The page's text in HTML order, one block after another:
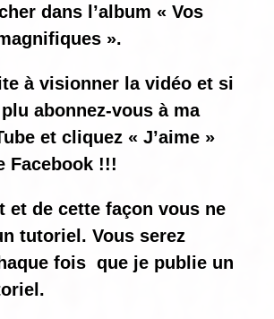
dans l’album « Vos
».
à visionner la vidéo et si
abonnez-vous à ma
et cliquez « J’aime »
Facebook !!!
et de cette façon vous ne
tutoriel. Vous serez
fois que je publie un